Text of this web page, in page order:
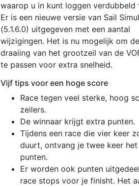
waarop u in kunt loggen verdubbeld
Er is een nieuwe versie van Sail
(5.1.6.0) uitgegeven met een aantal
wijzigingen. Het is nu mogelijk om de
draaiing van het grootzeil van de
te passen voor extra snelheid.
Vijf tips voor een hoge score
Race tegen veel sterke, hoog
zeilers.
De winnaar krijgt extra punten.
Tijdens een race die vier keer
duurt, ontvang je twee keer
punten.
Er worden ook punten
race stops voor je finisht. Het